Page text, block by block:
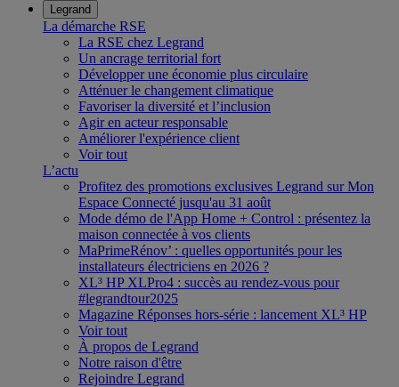
Legrand
La démarche RSE
La RSE chez Legrand
Un ancrage territorial fort
Développer une économie plus circulaire
Atténuer le changement climatique
Favoriser la diversité et l’inclusion
Agir en acteur responsable
Améliorer l'expérience client
Voir tout
L’actu
Profitez des promotions exclusives Legrand sur Mon
Espace Connecté jusqu'au 31 août
Mode démo de l'App Home + Control : présentez la
maison connectée à vos clients
MaPrimeRénov’ : quelles opportunités pour les
installateurs électriciens en 2026 ?
XL³ HP XLPro4 : succès au rendez-vous pour
#legrandtour2025
Magazine Réponses hors-série : lancement XL³ HP
Voir tout
À propos de Legrand
Notre raison d'être
Rejoindre Legrand